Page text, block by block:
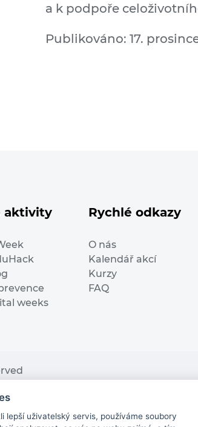
a k podpoře
Publikováno: 17.
aktivity
weeks
Rychlé odkazy
O nás
Kalendář akcí
Kurzy
FAQ
from the European Commission
This website reflects only the
lepší uživatelský servis, používáme soubory